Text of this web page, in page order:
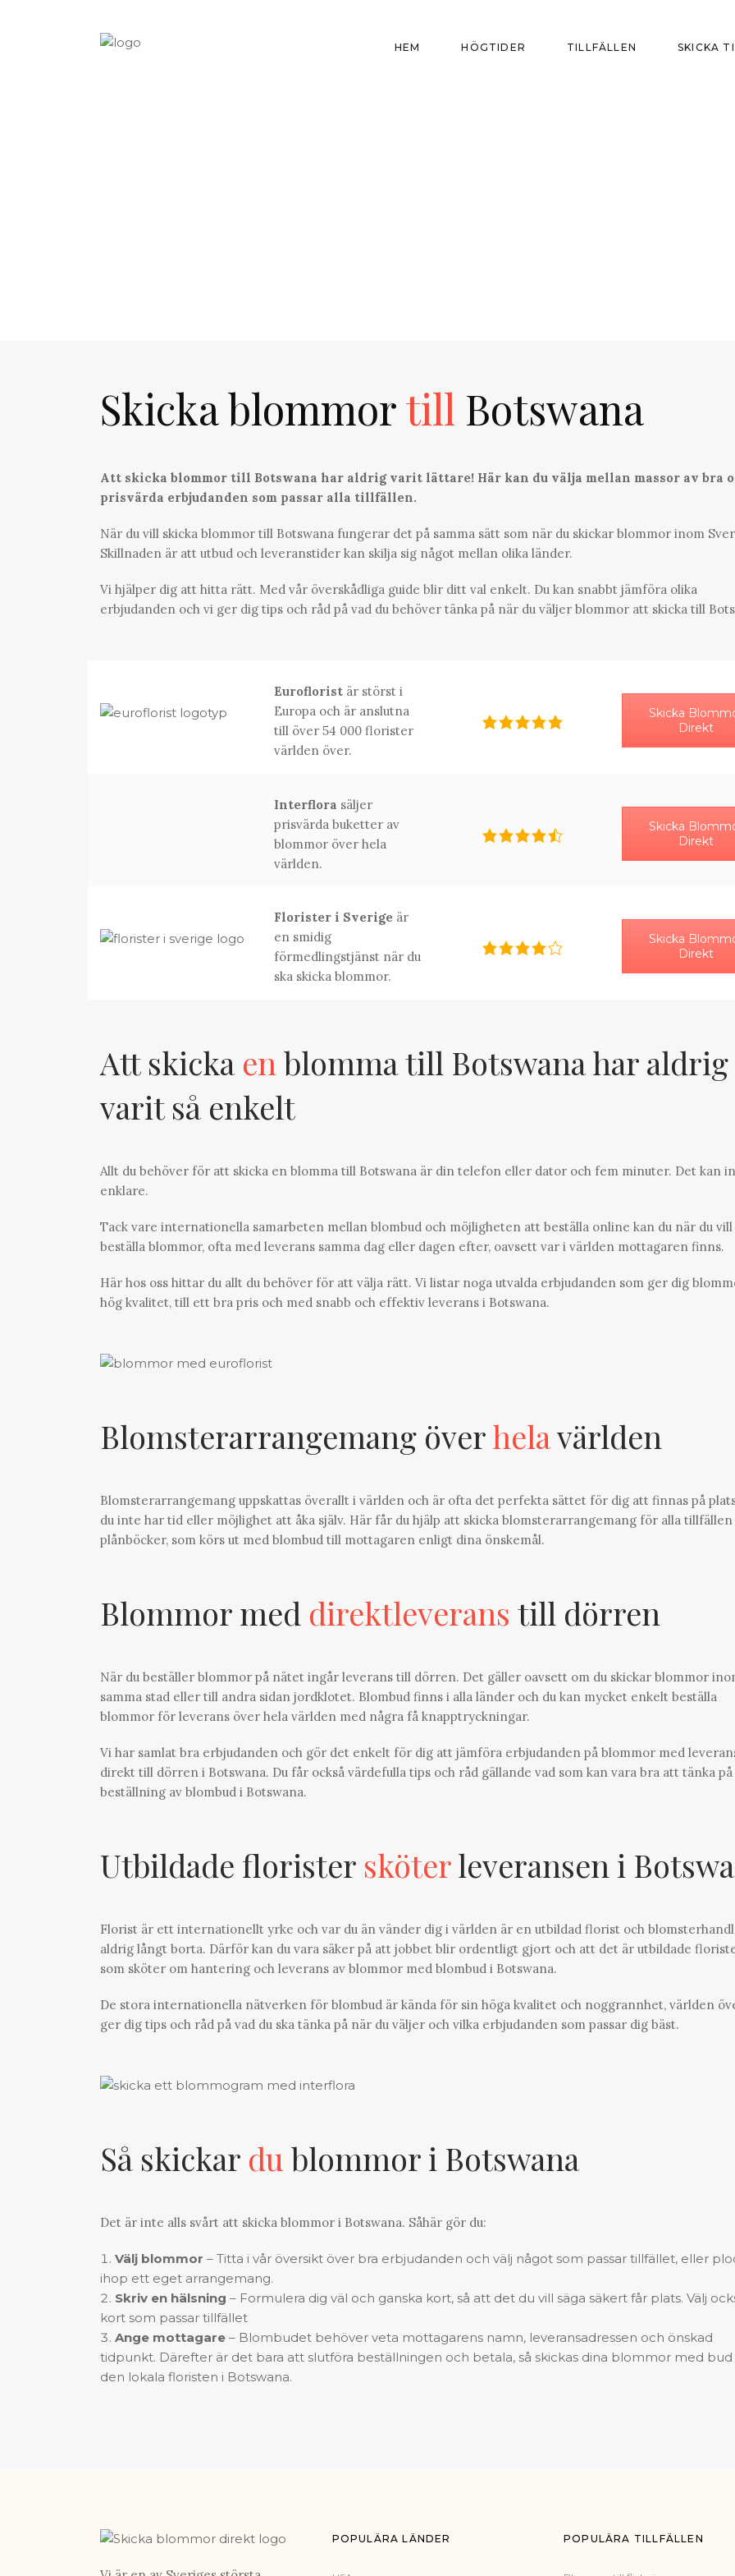
HEM HÖGTIDER TILLFÄLLEN SKICKA
Skicka blommortill Botswana
Att skicka blommor till Botswana har aldrig varit lättare! Här kan du välja mellan massor av bra
prisvärda erbjudanden som passar alla tillfällen.
När du vill skicka blommor till Botswana fungerar det på samma sätt som när du skickar blommor inom
Skillnaden är att utbud och leveranstider kan skilja sig något mellan olika länder.
Vi hjälper dig att hitta rätt. Med vår överskådliga guide blir ditt val enkelt. Du kan snabbt jämföra olika
erbjudanden och vi ger dig tips och råd på vad du behöver tänka på när du väljer blommor att skicka till
Euroflorist är störst i
Europa och är anslutna
till över 54 000 florister
världen över.
Skicka
Direkt
Interflora säljer
prisvärda buketter av
blommor över hela
världen.
Skicka
Direkt
Florister i Sverige är
en smidig
förmedlingstjänst när du
ska skicka blommor.
Skicka
Direkt
Att skickaenblomma till Botswana har aldrig
varit så enkelt
Allt du behöver för att skicka en blomma till Botswana är din telefon eller dator och fem minuter. Det kan
enklare.
Tack vare internationella samarbeten mellan blombud och möjligheten att beställa online kan du när du vill
beställa blommor, ofta med leverans samma dag eller dagen efter, oavsett var i världen mottagaren finns.
Här hos oss hittar du allt du behöver för att välja rätt. Vi listar noga utvalda erbjudanden som ger dig
hög kvalitet, till ett bra pris och med snabb och effektiv leverans i Botswana.
Blomsterarrangemang överhelavärlden
Blomsterarrangemang uppskattas överallt i världen och är ofta det perfekta sättet för dig att finnas på
du inte har tid eller möjlighet att åka själv. Här får du hjälp att skicka blomsterarrangemang för alla tillfällen
plånböcker, som körs ut med blombud till mottagaren enligt dina önskemål.
Blommor med direktleverans till dörren
När du beställer blommor på nätet ingår leverans till dörren. Det gäller oavsett om du skickar blommor
samma stad eller till andra sidan jordklotet. Blombud finns i alla länder och du kan mycket enkelt beställa
blommor för leverans över hela världen med några få knapptryckningar.
Vi har samlat bra erbjudanden och gör det enkelt för dig att jämföra erbjudanden på blommor med
direkt till dörren i Botswana. Du får också värdefulla tips och råd gällande vad som kan vara bra att tänka
beställning av blombud i Botswana.
Utbildade florister sköterleveransen i
Florist är ett internationellt yrke och var du än vänder dig i världen är en utbildad florist och
aldrig långt borta. Därför kan du vara säker på att jobbet blir ordentligt gjort och att det är utbildade
som sköter om hantering och leverans av blommor med blombud i Botswana.
De stora internationella nätverken för blombud är kända för sin höga kvalitet och noggrannhet, världen
ger dig tips och råd på vad du ska tänka på när du väljer och vilka erbjudanden som passar dig bäst.
Så skickar dublommor i Botswana
Det är inte alls svårt att skicka blommor i Botswana. Såhär gör du:
Välj blommor – Titta i vår översikt över bra erbjudanden och välj något som passar tillfället, eller
ihop ett eget arrangemang.
Skriv en hälsning – Formulera dig väl och ganska kort, så att det du vill säga säkert får plats. Välj
kort som passar tillfället
Ange mottagare – Blombudet behöver veta mottagarens namn, leveransadressen och önskad
tidpunkt. Därefter är det bara att slutföra beställningen och betala, så skickas dina blommor med bud
den lokala floristen i Botswana.
POPULÄRA LÄNDER POPULÄRA TILLFÄLLEN